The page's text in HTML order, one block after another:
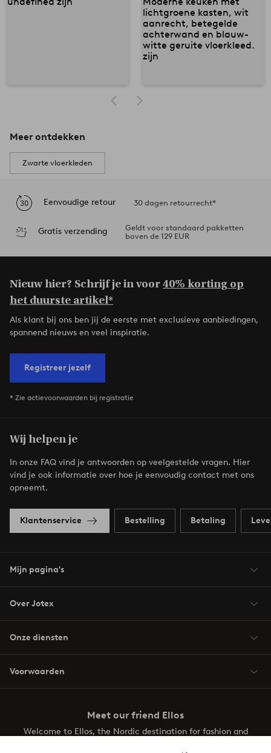
Meer ontdekken
Zwarte vloerkleden
Eenvoudige retour 30 dagen retourrecht*
Gratis verzending
Geldt voor standaard pakketten
boven de 129 EUR
Nieuw hier? Schrijf je in voor40% korting op
het duurste artikel*
Als klant bij ons ben jij de eerste met exclusieve aanbiedingen,
spannend nieuws en veel inspiratie.
Registreer jezelf
* Zie actievoorwaarden bij registratie
Wij helpen je
In onze FAQ vind je antwoorden op veelgestelde vragen. Hier
vind je ook informatie over hoe je eenvoudig contact met ons
opneemt.
Klantenservice Bestelling Betaling
Mijn pagina's
Over Jotex
Onze diensten
Voorwaarden
Meet our friend Ellos
Welcome to Ellos, the Nordic destination for fashion and